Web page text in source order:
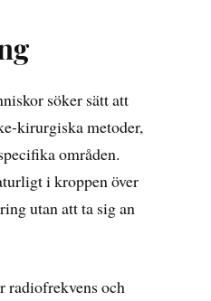
söker sätt att
kirurgiska metoder,
områden.
i kroppen över
utan att ta sig an
radiofrekvens och